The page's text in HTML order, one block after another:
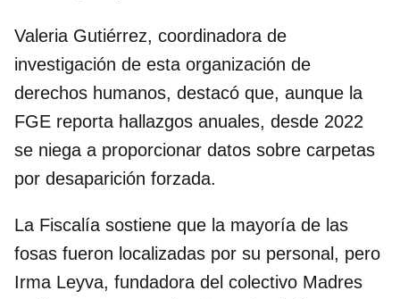
Valeria Gutiérrez, coordinadora de
investigación de esta organización de
derechos humanos, destacó que, aunque la
FGE reporta hallazgos anuales, desde 2022
se niega a proporcionar datos sobre carpetas
por desaparición forzada.
La Fiscalía sostiene que la mayoría de las
fosas fueron localizadas por su personal, pero
Irma Leyva, fundadora del colectivo Madres